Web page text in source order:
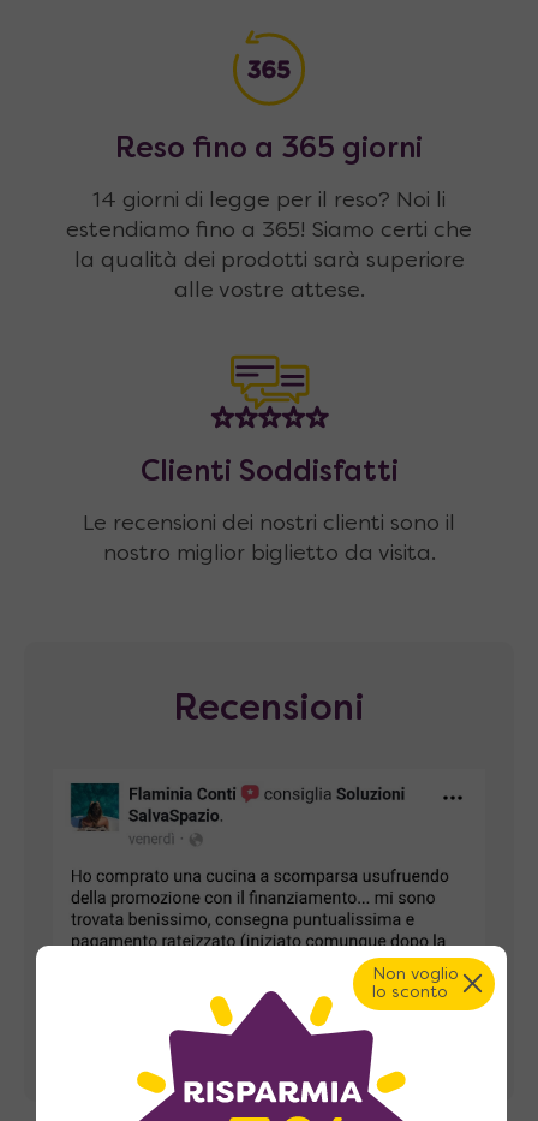
Reso fino a 365 giorni
14 giorni di legge per il reso? Noi li
estendiamo fino a 365! Siamo certi che
la qualità dei prodotti sarà superiore
alle vostre attese.
Clienti Soddisfatti
Le recensioni dei nostri clienti sono il
nostro miglior biglietto da visita.
Recensioni
Non voglio
lo sconto